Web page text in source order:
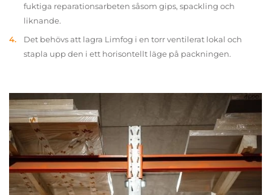
fuktiga reparationsarbeten såsom gips, spackling och
liknande.
Det behövs att lagra Limfog i en torr ventilerat lokal och
stapla upp den i ett horisontellt läge på packningen.